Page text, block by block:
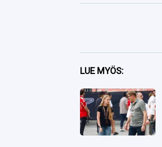
Facebook
Twitter
Whatsapp
LUE MYÖS: